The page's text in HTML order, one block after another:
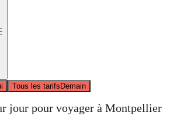
Tous les tarifsDemain
jour pour voyager à Montpellier